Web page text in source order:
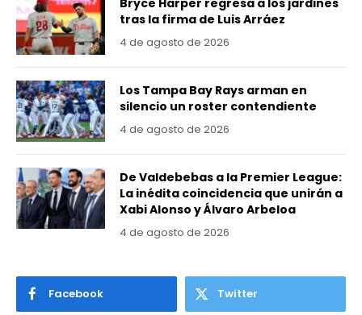
Bryce Harper regresa a los jardines
tras la firma de Luis Arráez
4 de agosto de 2026
Los Tampa Bay Rays arman en
silencio un roster contendiente
4 de agosto de 2026
De Valdebebas a la Premier League:
La inédita coincidencia que unirán a
Xabi Alonso y Álvaro Arbeloa
4 de agosto de 2026
Facebook Twitter